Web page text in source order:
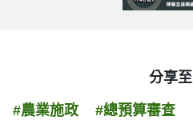
分享至
#農業施政 #總預算審查